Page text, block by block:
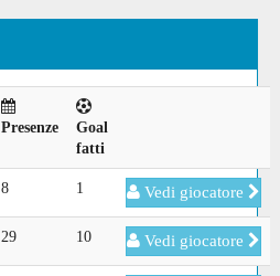
Presenze
Goal
fatti
8 1 Vedi giocatore
29 10 Vedi giocatore